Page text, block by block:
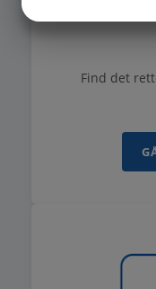
Find det